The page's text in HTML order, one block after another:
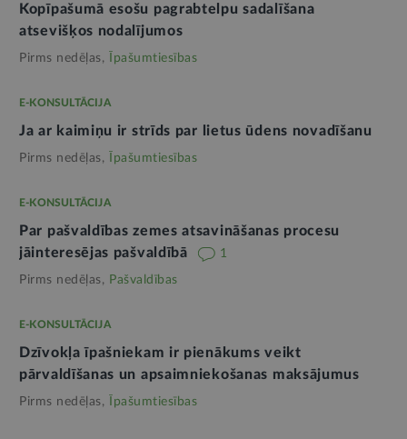
Kopīpašumā esošu pagrabtelpu sadalīšana
atsevišķos nodalījumos
Pirms nedēļas, Īpašumtiesības
E-KONSULTĀCIJA
Ja ar kaimiņu ir strīds par lietus ūdens novadīšanu
Pirms nedēļas, Īpašumtiesības
E-KONSULTĀCIJA
Par pašvaldības zemes atsavināšanas procesu
jāinteresējas pašvaldībā
1
Pirms nedēļas, Pašvaldības
E-KONSULTĀCIJA
Dzīvokļa īpašniekam ir pienākums veikt
pārvaldīšanas un apsaimniekošanas maksājumus
Pirms nedēļas, Īpašumtiesības